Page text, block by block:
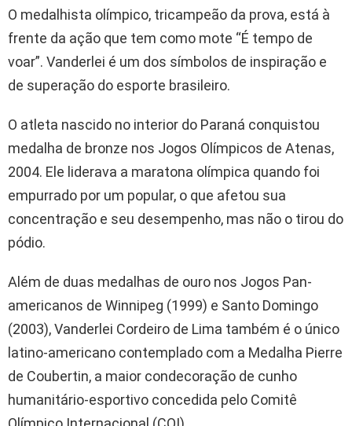
O medalhista olímpico, tricampeão da prova, está à
frente da ação que tem como mote “É tempo de
voar”. Vanderlei é um dos símbolos de inspiração e
de superação do esporte brasileiro.
O atleta nascido no interior do Paraná conquistou
medalha de bronze nos Jogos Olímpicos de Atenas,
2004. Ele liderava a maratona olímpica quando foi
empurrado por um popular, o que afetou sua
concentração e seu desempenho, mas não o tirou do
pódio.
Além de duas medalhas de ouro nos Jogos Pan-
americanos de Winnipeg (1999) e Santo Domingo
(2003), Vanderlei Cordeiro de Lima também é o único
latino-americano contemplado com a Medalha Pierre
de Coubertin, a maior condecoração de cunho
humanitário-esportivo concedida pelo Comitê